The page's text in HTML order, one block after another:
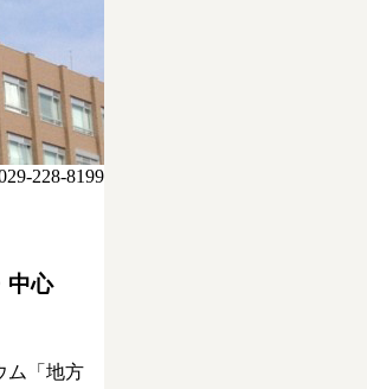
228-8199
中心
ム「地方